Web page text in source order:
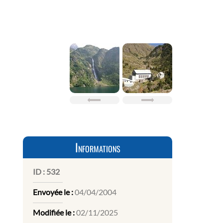
Informations
ID : 532
Envoyée le :04/04/2004
Modifiée le :02/11/2025